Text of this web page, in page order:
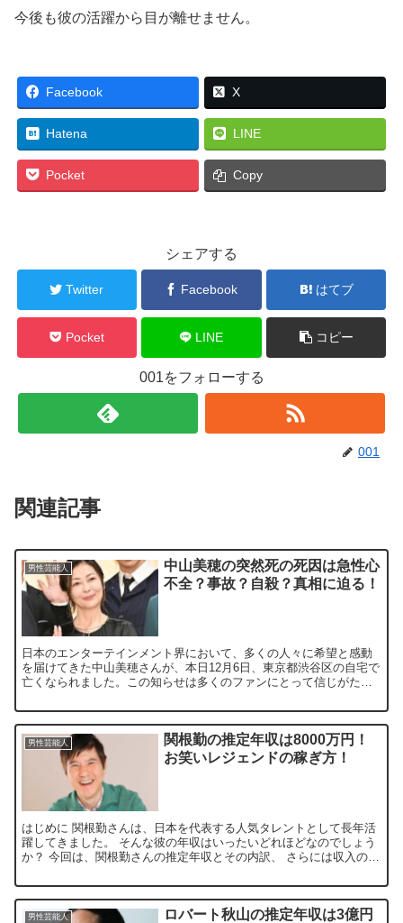
今後も彼の活躍から目が離せません。
Facebook X
Hatena LINE
Pocket Copy
シェアする
Twitter Facebook はてブ
Pocket LINE コピー
001をフォローする
001
関連記事
男性芸能人
中山美穂の突然死の死因は急性心
不全？事故？自殺？真相に迫る！
日本のエンターテインメント界において、多くの人々に希望と感動
を届けてきた中山美穂さんが、本日12月6日、東京都渋谷区の自宅で
亡くなられました。この知らせは多くのファンにとって信じがた
男性芸能人
関根勤の推定年収は8000万円！
お笑いレジェンドの稼ぎ方！
はじめに 関根勤さんは、日本を代表する人気タレントとして長年活
躍してきました。 そんな彼の年収はいったいどれほどなのでしょう
か？ 今回は、関根勤さんの推定年収とその内訳、 さらには収入の使
男性芸能人
ロバート秋山の推定年収は3億円